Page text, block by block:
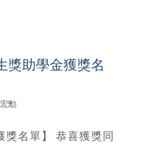
獎助學金獲獎名
勳
獎名單】 恭喜獲獎同